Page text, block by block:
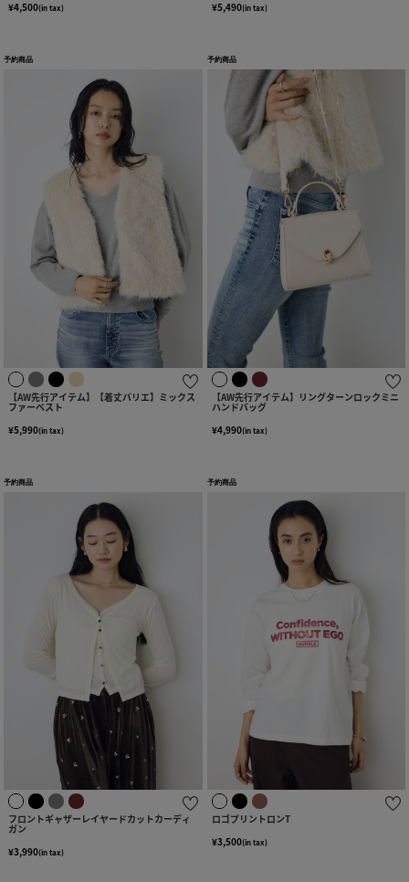
¥4,500(in tax)
¥5,490(in tax)
予約商品
【AW先行アイテム】【着丈バリエ】ミックス
ファーベスト
¥5,990(in tax)
予約商品
【AW先行アイテム】リングターンロックミニ
ハンドバッグ
¥4,990(in tax)
予約商品
フロントギャザーレイヤードカットカーディ
ガン
¥3,990(in tax)
予約商品
ロゴプリントロンT
¥3,500(in tax)